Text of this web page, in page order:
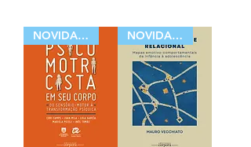
NOVIDADE ! NOVIDADE !